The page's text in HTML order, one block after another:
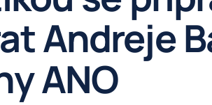
Andreje
ANO